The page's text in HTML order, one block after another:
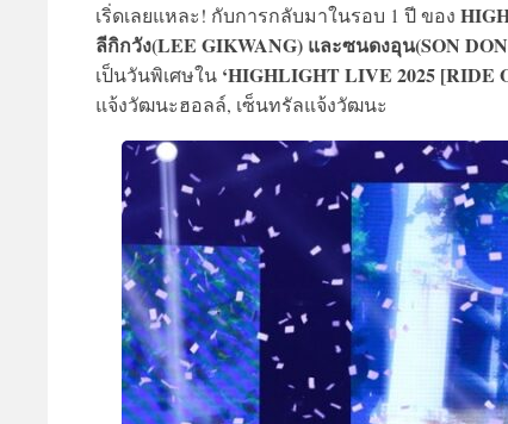
เริ่ดเลยแหละ! กับการกลับมาในรอบ 1 ปี ของ
ลีกิกวัง(LEE GIKWANG) และซนดงอุน(SON
เป็นวันพิเศษใน ‘HIGHLIGHT LIVE 2025 [RIDE
แจ้งวัฒนะฮอลล์, เซ็นทรัลแจ้งวัฒนะ